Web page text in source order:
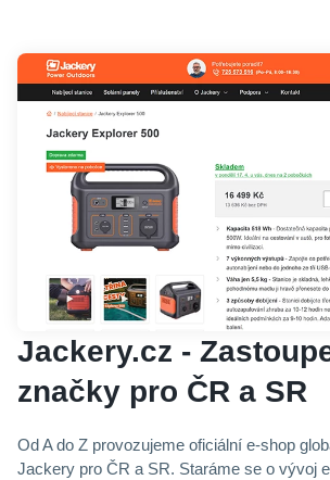
Jackery.cz -
značky pro ČR a SR
Od A do Z provozujeme oficiální e‑shop
Jackery pro ČR a SR. Staráme se o vývoj